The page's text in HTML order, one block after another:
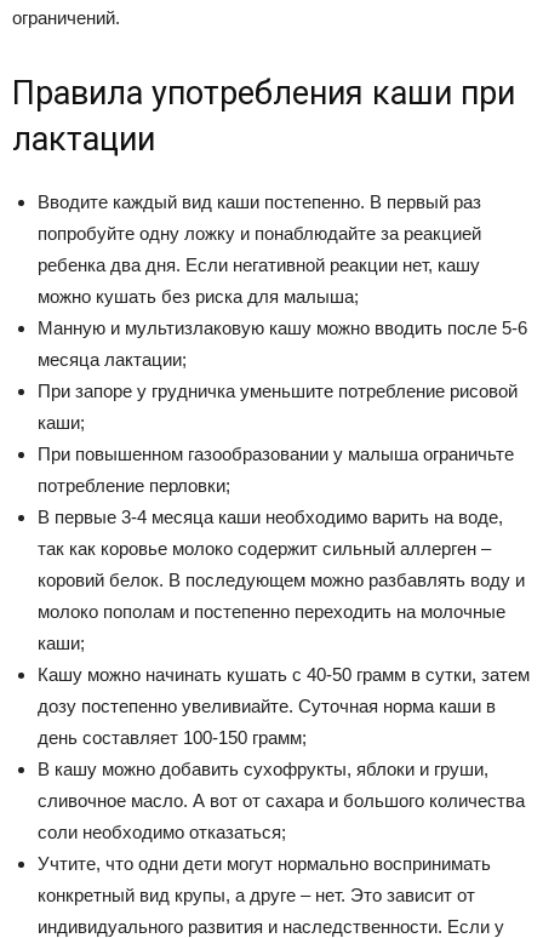
ограничений.
Правила употребления каши при
лактации
Вводите каждый вид каши постепенно. В первый раз
попробуйте одну ложку и понаблюдайте за реакцией
ребенка два дня. Если негативной реакции нет, кашу
можно кушать без риска для малыша;
Манную и мультизлаковую кашу можно вводить после 5-6
месяца лактации;
При запоре у грудничка уменьшите потребление рисовой
каши;
При повышенном газообразовании у малыша ограничьте
потребление перловки;
В первые 3-4 месяца каши необходимо варить на воде,
так как коровье молоко содержит сильный аллерген –
коровий белок. В последующем можно разбавлять воду и
молоко пополам и постепенно переходить на молочные
каши;
Кашу можно начинать кушать с 40-50 грамм в сутки, затем
дозу постепенно увеливиайте. Суточная норма каши в
день составляет 100-150 грамм;
В кашу можно добавить сухофрукты, яблоки и груши,
сливочное масло. А вот от сахара и большого количества
соли необходимо отказаться;
Учтите, что одни дети могут нормально воспринимать
конкретный вид крупы, а друге – нет. Это зависит от
индивидуального развития и наследственности. Если у